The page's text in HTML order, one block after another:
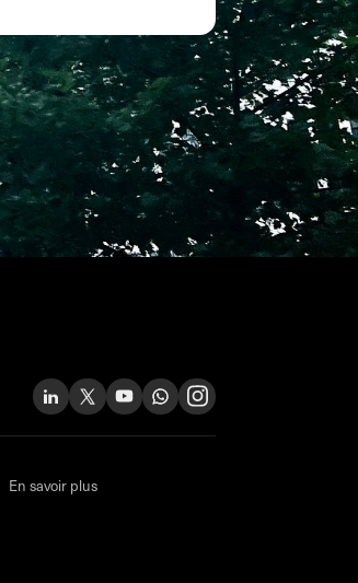
En savoir plus